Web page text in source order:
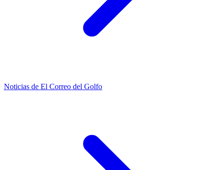
Noticias de El Correo del Golfo